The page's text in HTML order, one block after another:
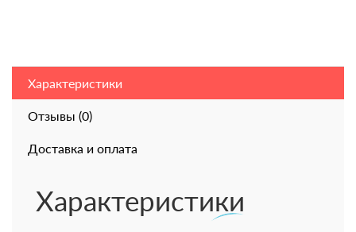
Характеристики
Отзывы (0)
Доставка и оплата
Характеристики